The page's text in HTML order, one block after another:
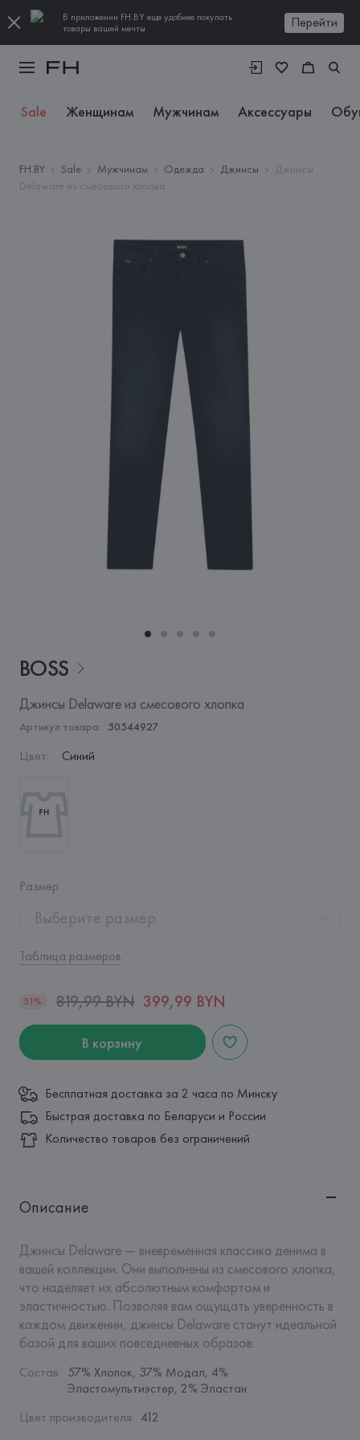
В приложении FH.BY еще удобнее покупать
товары вашей мечты
Перейти
Sale Женщинам Мужчинам Аксессуары
FH.BY Sale Мужчинам Одежда Джинсы
Джинсы
Delaware из смесового хлопка
BOSS
Джинсы Delaware из смесового хлопка
Артикул товара: 50544927
Цвет: Синий
Размер:
Выберите размер
Таблица размеров
51% 819,99 BYN 399,99 BYN
В корзину
Бесплатная доставка за 2 часа по Минску
Быстрая доставка по Беларуси и России
Количество товаров без ограничений
Описание
Джинсы Delaware — вневременная классика денима в
вашей коллекции. Они выполнены из смесового хлопка,
что наделяет их абсолютным комфортом и
эластичностью. Позволяя вам ощущать уверенность в
каждом движении, джинсы Delaware станут идеальной
базой для ваших повседневных образов.
Состав: 57% Хлопок, 37% Модал, 4%
Эластомультиэстер, 2% Эластан
Цвет производителя: 412